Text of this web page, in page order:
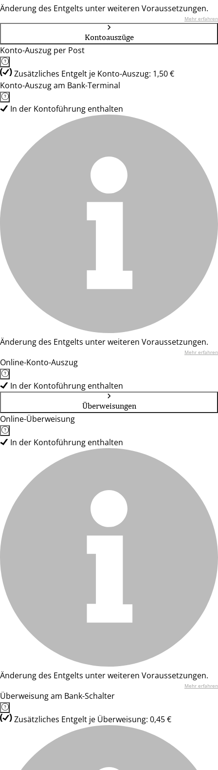
Änderung des Entgelts unter weiteren Voraussetzungen.
Mehr erfahren
Kontoauszüge
Konto-Auszug per Post
Zusätzliches Entgelt je Konto-Auszug: 1,50 €
Konto-Auszug am Bank-Terminal
In der Kontoführung enthalten
Änderung des Entgelts unter weiteren Voraussetzungen.
Mehr erfahren
Online-Konto-Auszug
In der Kontoführung enthalten
Überweisungen
Online-Überweisung
In der Kontoführung enthalten
Änderung des Entgelts unter weiteren Voraussetzungen.
Mehr erfahren
Überweisung am Bank-Schalter
Zusätzliches Entgelt je Überweisung: 0,45 €